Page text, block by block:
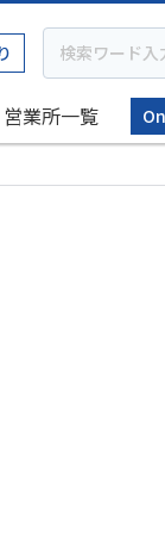
営業所一覧